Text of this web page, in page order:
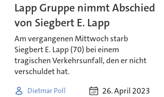
Lapp Gruppe nimmt Abschied
von Siegbert E. Lapp
Am vergangenen Mittwoch starb
Siegbert E. Lapp (70) bei einem
tragischen Verkehrsunfall, den er nicht
verschuldet hat.
Dietmar Poll 26. April 2023